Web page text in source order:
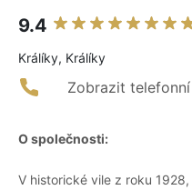
9.4
Králíky, Králíky
Zobrazit
O společnosti:
V historické vile z roku